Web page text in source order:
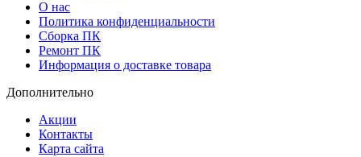
О нас
Политика конфиденциальности
Сборка ПК
Ремонт ПК
Информация о доставке товара
Дополнительно
Акции
Контакты
Карта сайта